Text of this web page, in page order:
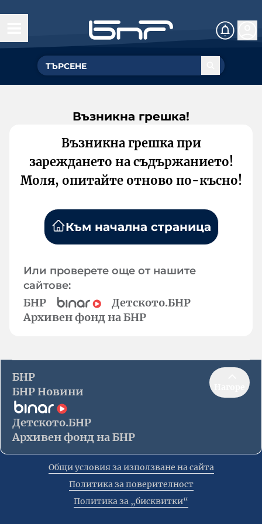
Възникна грешка!
Възникна грешка при
зареждането на съдържанието!
Моля, опитайте отново по-късно!
Към начална страница
Или проверете още от нашите
сайтове:
БНР
Детското.БНР
Архивен фонд на БНР
БНР
БНР Новини
Детското.БНР
Архивен фонд на БНР
Общи условия за използване на сайта
Политика за поверителност
Политика за „бисквитки“